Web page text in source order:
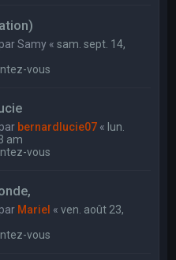
Samy «sam. sept. 14,
vous
bernardlucie07 « lun.
am
vous
Mariel «ven. août 23,
vous